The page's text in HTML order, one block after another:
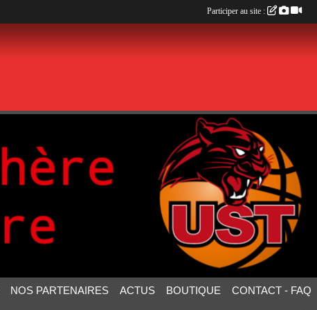
NOS PARTENAIRES ACTUS BOUTIQUE CONTACT - FAQ
Participer au site :